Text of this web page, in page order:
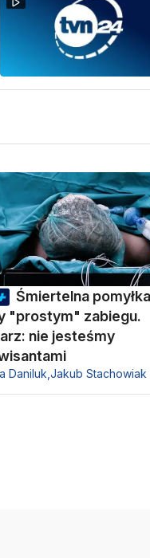
Śmiertelna pomyłka
"prostym" zabiegu.
nie jesteśmy
Daniluk, Jakub Stachowiak